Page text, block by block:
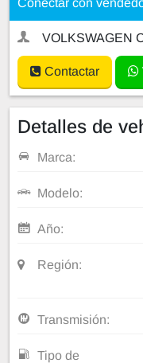
VOLKSWAGEN
Contactar
Detalles de
Marca:
Modelo:
Año:
Región:
Transmisión:
Tipo de